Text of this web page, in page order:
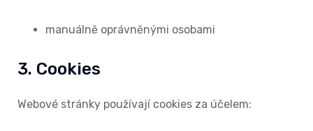
manuálně oprávněnými osobami
3. Cookies
Webové stránky používají cookies za účelem: